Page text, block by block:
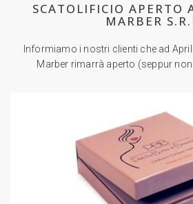
SCATOLIFICIO APERTO
MARBER
Informiamo i nostri clienti che ad
Marber rimarrà aperto (seppur